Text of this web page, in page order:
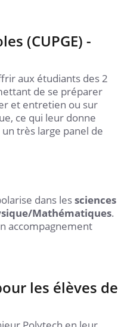
(CUPGE) -
aux étudiants des 2
de se préparer
et entretien ou sur
ce qui leur donne
très large panel de
dans lessciences
Mathématiques.
accompagnement
les élèves de